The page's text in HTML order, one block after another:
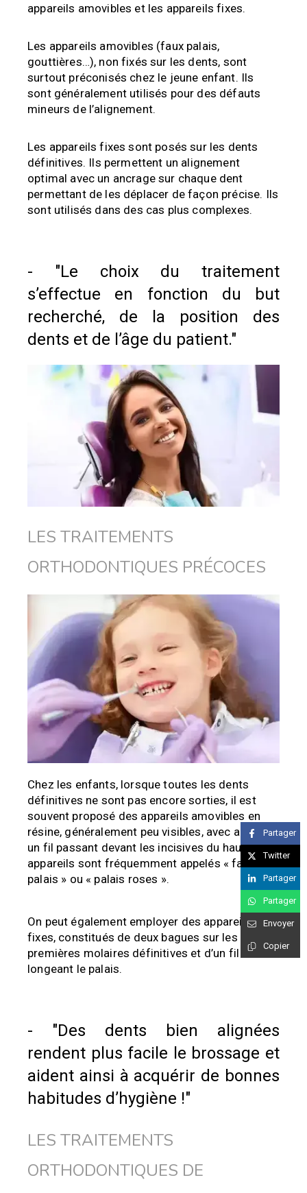
appareils amovibles et les appareils fixes.
Les appareils amovibles (faux palais,
gouttières…), non fixés sur les dents, sont
surtout préconisés chez le jeune enfant. Ils
sont généralement utilisés pour des défauts
mineurs de l’alignement.
Les appareils fixes sont posés sur les dents
définitives. Ils permettent un alignement
optimal avec un ancrage sur chaque dent
permettant de les déplacer de façon précise. Ils
sont utilisés dans des cas plus complexes.
- "Le choix du traitement
s’effectue en fonction du but
recherché, de la position des
dents et de l’âge du patient."
LES TRAITEMENTS
ORTHODONTIQUES PRÉCOCES
Chez les enfants, lorsque toutes les dents
définitives ne sont pas encore sorties, il est
souvent proposé des appareils amovibles en
résine, généralement peu visibles, avec au plus
un fil passant devant les incisives du haut. Ces
appareils sont fréquemment appelés « faux
palais » ou « palais roses ».
On peut également employer des appareils
fixes, constitués de deux bagues sur les
premières molaires définitives et d’un fil
longeant le palais.
- "Des dents bien alignées
rendent plus facile le brossage et
aident ainsi à acquérir de bonnes
habitudes d’hygiène !"
LES TRAITEMENTS
ORTHODONTIQUES DE
Partager
Twitter
Partager
Partager
Envoyer
Copier